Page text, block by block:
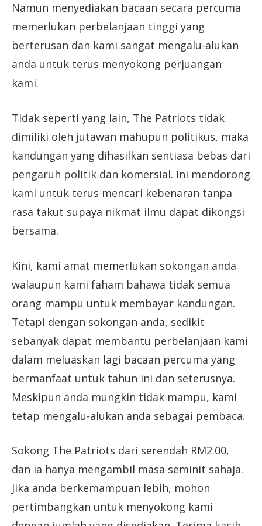
Namun menyediakan bacaan secara percuma
memerlukan perbelanjaan tinggi yang
berterusan dan kami sangat mengalu-alukan
anda untuk terus menyokong perjuangan
kami.
Tidak seperti yang lain, The Patriots tidak
dimiliki oleh jutawan mahupun politikus, maka
kandungan yang dihasilkan sentiasa bebas dari
pengaruh politik dan komersial. Ini mendorong
kami untuk terus mencari kebenaran tanpa
rasa takut supaya nikmat ilmu dapat dikongsi
bersama.
Kini, kami amat memerlukan sokongan anda
walaupun kami faham bahawa tidak semua
orang mampu untuk membayar kandungan.
Tetapi dengan sokongan anda, sedikit
sebanyak dapat membantu perbelanjaan kami
dalam meluaskan lagi bacaan percuma yang
bermanfaat untuk tahun ini dan seterusnya.
Meskipun anda mungkin tidak mampu, kami
tetap mengalu-alukan anda sebagai pembaca.
Sokong The Patriots dari serendah RM2.00,
dan ia hanya mengambil masa seminit sahaja.
Jika anda berkemampuan lebih, mohon
pertimbangkan untuk menyokong kami